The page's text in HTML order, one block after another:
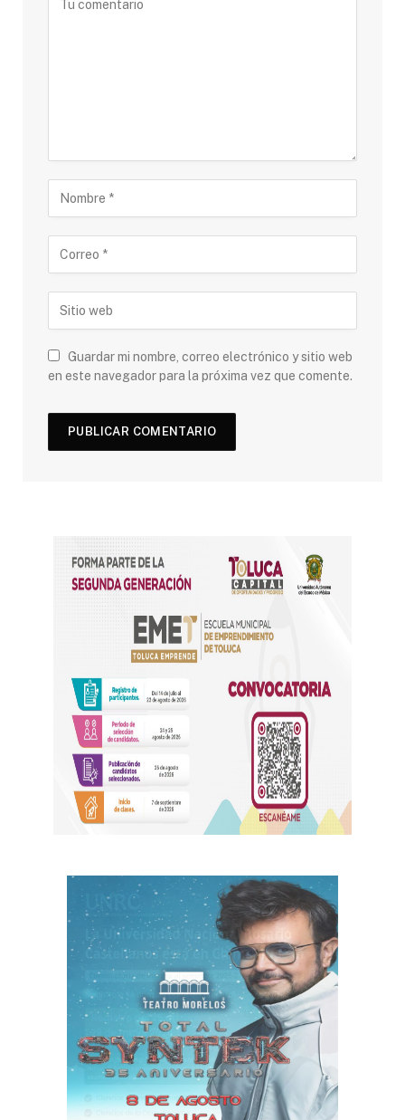
Guardar mi nombre, correo electrónico y sitio web
en este navegador para la próxima vez que comente.